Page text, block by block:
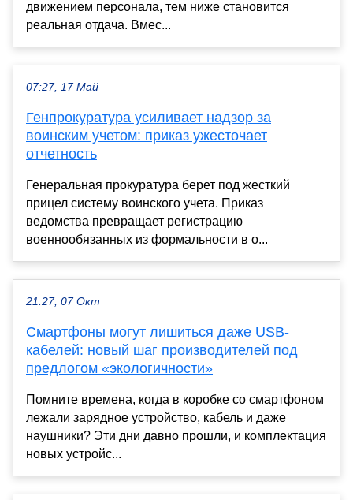
движением персонала, тем ниже становится
реальная отдача. Вмес...
07:27, 17 Май
Генпрокуратура усиливает надзор за
воинским учетом: приказ ужесточает
отчетность
Генеральная прокуратура берет под жесткий
прицел систему воинского учета. Приказ
ведомства превращает регистрацию
военнообязанных из формальности в о...
21:27, 07 Окт
Смартфоны могут лишиться даже USB-
кабелей: новый шаг производителей под
предлогом «экологичности»
Помните времена, когда в коробке со смартфоном
лежали зарядное устройство, кабель и даже
наушники? Эти дни давно прошли, и комплектация
новых устройс...